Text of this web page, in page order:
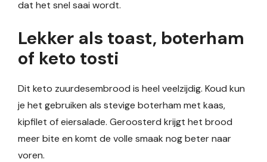
dat het snel saai wordt.
Lekker als toast, boterham
of keto tosti
Dit keto zuurdesembrood is heel veelzijdig. Koud kun
je het gebruiken als stevige boterham met kaas,
kipfilet of eiersalade. Geroosterd krijgt het brood
meer bite en komt de volle smaak nog beter naar
voren.